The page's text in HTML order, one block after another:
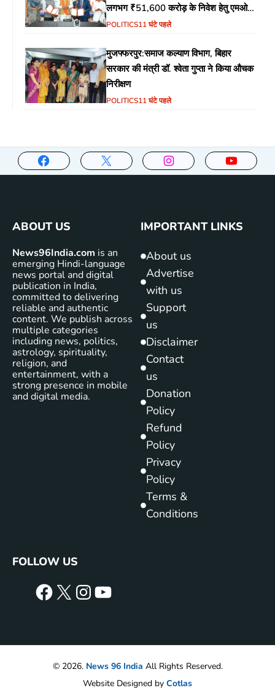
लगभग ₹51,600 करोड़ के निवेश हेतु एमओयू
(MoU) पर हस्ताक्षर
POLITICS11 घंटे पहले
मुजफ्फरपुर:समाज कल्याण विभाग, बिहार
सरकार की मंत्री डॉ. श्वेता गुप्ता ने किया औचक
निरीक्षण
POLITICS11 घंटे पहले
ABOUT US
News96India.com is an
emerging Hindi-language
news portal and digital
publication in India,
committed to delivering
reliable and authentic
content. We publish across
multiple categories
including news, politics,
astrology, spirituality,
religion, and
entertainment, with a
strong presence in mobile
and digital media.
IMPORTANT LINKS
About us
Advertise
with us
Support
us
Disclaimer
Contact
us
Donation
Policy
Refund
Policy
Privacy
Policy
Terms &
Conditions
FOLLOW US
© 2026. News 96 India All Rights Reserved.
Website Designed by Cotlas